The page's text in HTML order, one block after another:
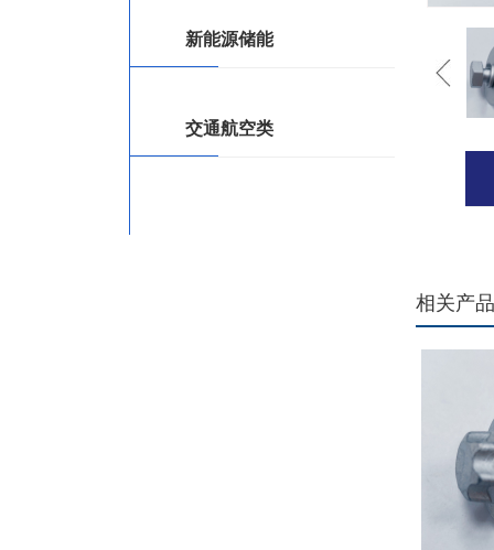
新能源储能
交通航空类
相关产品